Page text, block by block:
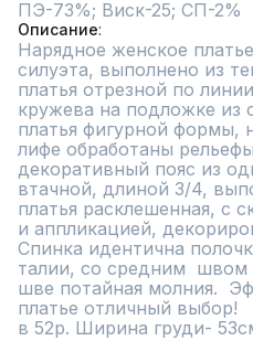
Описание
Нарядное женское
силуэта, выполнено из
платья отрезной по
кружева на подложке из
платья фигурной формы,
лифе обработаны
декоративный пояс из
втачной, длиной 3/4,
платья расклешенная, с
и аппликацией,
Спинка идентична
талии, со средним
шве потайная молния.
платье отличный выбор!
в 52р. Ширина груди-